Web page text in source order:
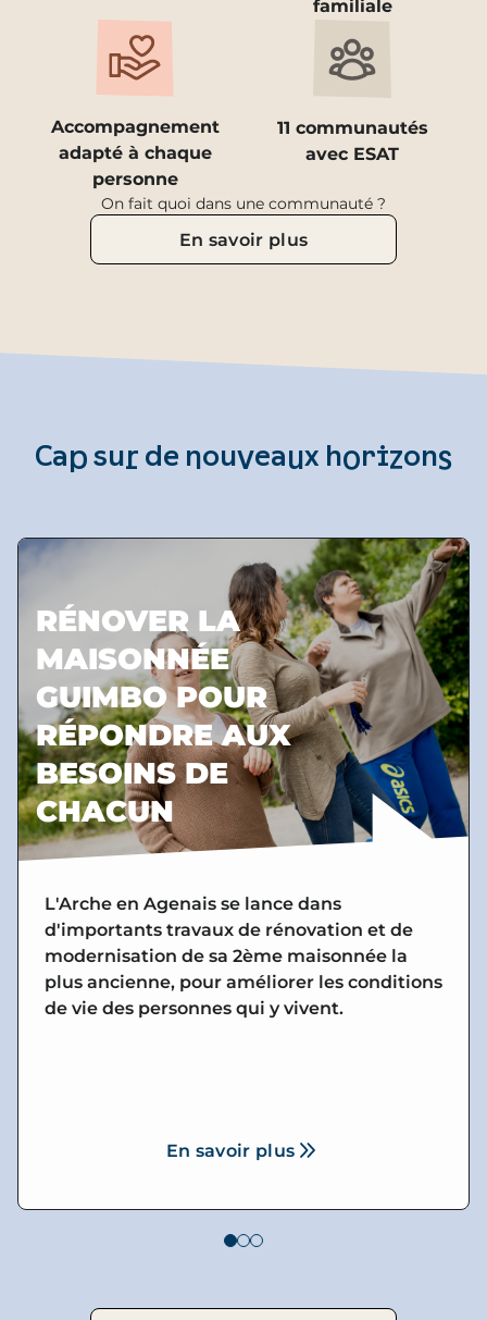
familiale
Accompagnement
adapté à chaque
personne
11 communautés
avec ESAT
On fait quoi dans une communauté ?
En savoir plus
Cap sur de nouveaux horizons
RÉNOVER LA
MAISONNÉE
GUIMBO POUR
RÉPONDRE AUX
BESOINS DE
CHACUN
L'Arche en Agenais se lance dans
d'importants travaux de rénovation et de
modernisation de sa 2ème maisonnée la
plus ancienne, pour améliorer les conditions
de vie des personnes qui y vivent.
En savoir plus